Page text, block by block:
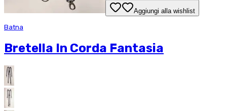
Aggiungi alla wishlist
Batna
Bretella In Corda Fantasia